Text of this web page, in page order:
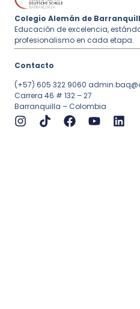
Colegio Alemán de
Educación de excelencia,
profesionalismo en cada etapa.
Contacto
(+57) 605 322 9060
Carrera 46 # 132 – 27
Barranquilla – Colombia